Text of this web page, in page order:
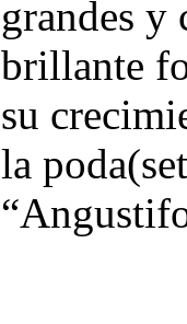
grandes y
brillante
su
la